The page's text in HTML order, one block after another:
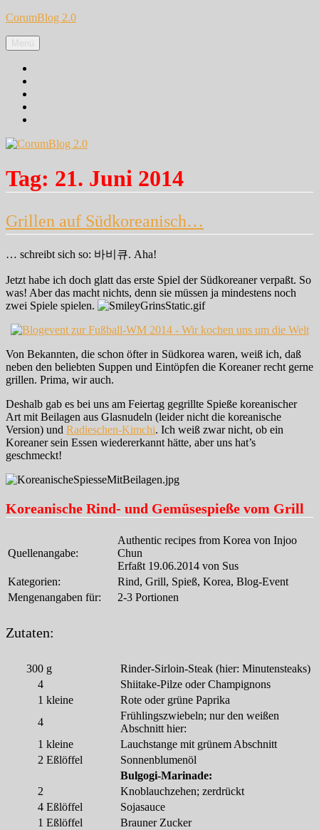
Zum
springen
CorumBlog 2.0
Menü
Tag: 21. Juni 2014
Grillen auf Südkoreanisch…
… schreibt sich so: 바비큐. Aha!
Jetzt habe ich doch glatt das erste Spiel der Südkoreaner verpaßt. So
was! Aber das macht nichts, denn sie müssen ja mindestens noch
zwei Spiele spielen.
Von Bekannten, die schon öfter in Südkorea waren, weiß ich, daß
neben den beliebten Suppen und Eintöpfen die Koreaner recht gerne
grillen. Prima, wir auch.
Deshalb gab es bei uns am Feiertag gegrillte Spieße koreanischer
Art mit Beilagen aus Glasnudeln (leider nicht die koreanische
Version) und Radieschen-Kimchi. Ich weiß zwar nicht, ob ein
Koreaner sein Essen wiedererkannt hätte, aber uns hat’s
geschmeckt!
Koreanische Rind- und Gemüsespieße vom Grill
Quellenangabe:
Authentic recipes from Korea von Injoo
Chun
Erfaßt 19.06.2014 von Sus
Kategorien:
Rind, Grill, Spieß, Korea, Blog-Event
Mengenangaben für:
2-3 Portionen
Zutaten:
300 g
Rinder-Sirloin-Steak (hier: Minutensteaks)
4
Shiitake-Pilze oder Champignons
1 kleine
Rote oder grüne Paprika
4
Frühlingszwiebeln; nur den weißen
Abschnitt hier:
1 kleine
Lauchstange mit grünem Abschnitt
2 Eßlöffel
Sonnenblumenöl
Bulgogi-Marinade:
2
Knoblauchzehen; zerdrückt
4 Eßlöffel
Sojasauce
1 Eßlöffel
Brauner Zucker